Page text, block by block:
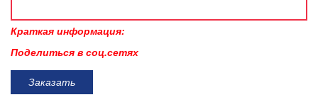
Краткая информация:
Поделиться в соц.сетях
Заказать